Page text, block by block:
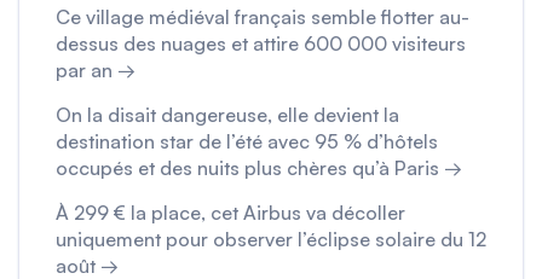
Ce village médiéval français semble flotter au-
dessus des nuages et attire 600 000 visiteurs
par an →
On la disait dangereuse, elle devient la
destination star de l’été avec 95 % d’hôtels
occupés et des nuits plus chères qu’à Paris →
À 299 € la place, cet Airbus va décoller
uniquement pour observer l’éclipse solaire du 12
août →